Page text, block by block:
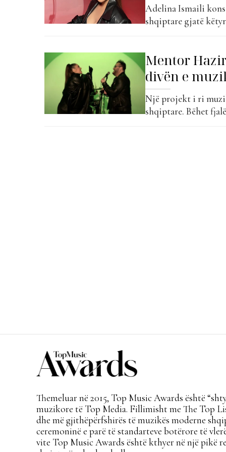
Adelina Ismaili
shqiptare gjatë
filloi të këndonte në
Mentor
divën e
Një projekt i ri
shqiptare. Bëhet
Themeluar në 2015, Top Music Awards është
muzikore të Top Media. Fillimisht me The Top
dhe më gjithëpërfshirës të muzikës moderne
ceremoninë e parë të standarteve botërore të
vite Top Music Awards është kthyer në një pikë